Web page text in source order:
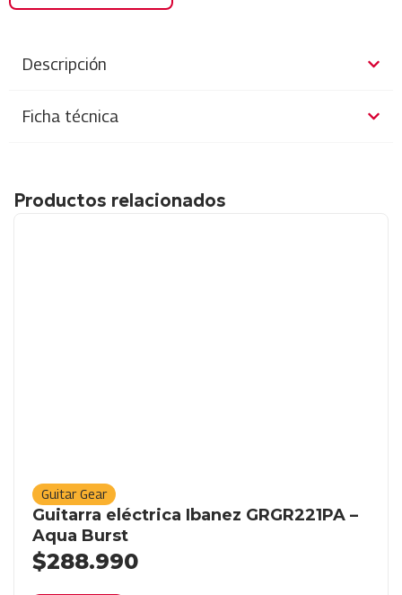
Descripción
Ficha técnica
Productos relacionados
Guitar Gear
Guitarra eléctrica Ibanez GRGR221PA –
Aqua Burst
$288.990